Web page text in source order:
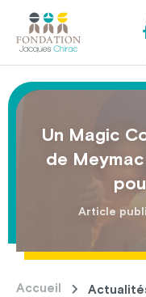
Un Magic
de
Article
Accueil